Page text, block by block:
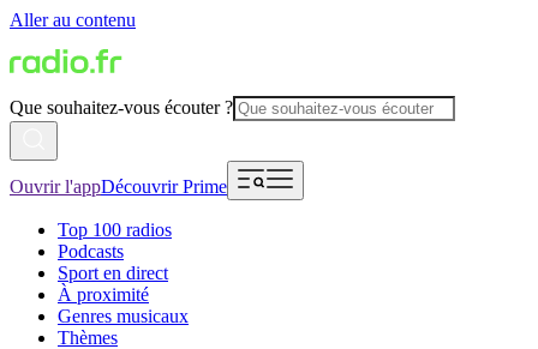
Aller au contenu
Que souhaitez-vous écouter ?
Ouvrir l'appDécouvrir Prime
Top 100 radios
Podcasts
Sport en direct
À proximité
Genres musicaux
Thèmes